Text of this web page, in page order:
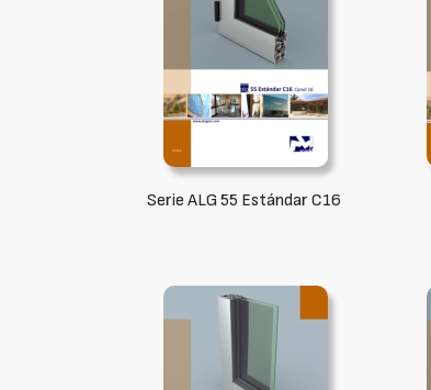
Serie ALG 55 Estándar C16